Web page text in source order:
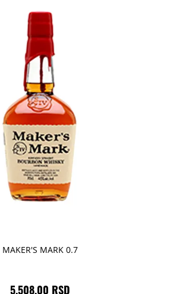
MAKER'S MARK 0.7
5.508,00 RSD